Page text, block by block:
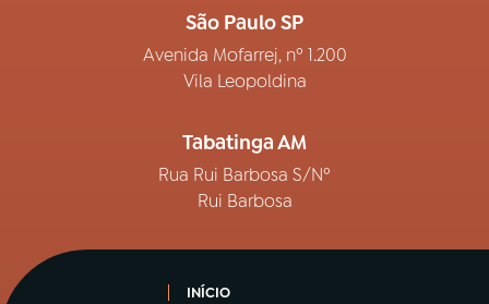
São Paulo SP
Avenida Mofarrej, nº 1.200
Vila Leopoldina
Tabatinga AM
Rua Rui Barbosa S/Nº
Rui Barbosa
INÍCIO